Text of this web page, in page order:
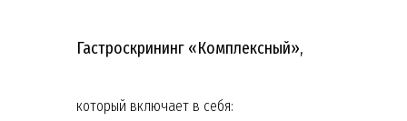
Гастроскрининг «Комплексный»,
который включает в себя: